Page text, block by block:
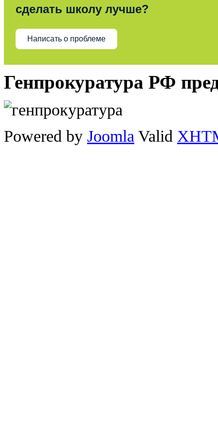
сделать школу лучше?
Написать о проблеме
Генпрокуратура РФ
Powered by Joomla Valid